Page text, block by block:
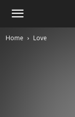
Home Love